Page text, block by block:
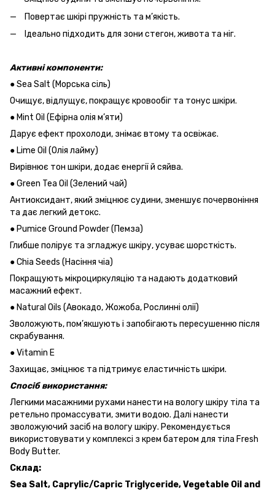
Повертає шкірі пружність та м’якість.
Ідеально підходить для зони стегон, живота та ніг.
Активні компоненти:
● Sea Salt (Морська сіль)
Очищує, відлущує, покращує кровообіг та тонус шкіри.
● Mint Oil (Ефірна олія м’яти)
Дарує ефект прохолоди, знімає втому та освіжає.
● Lime Oil (Олія лайму)
Вирівнює тон шкіри, додає енергії й сяйва.
● Green Tea Oil (Зелений чай)
Антиоксидант, який зміцнює судини, зменшує почервоніння
та дає легкий детокс.
● Pumice Ground Powder (Пемза)
Глибше полірує та згладжує шкіру, усуває шорсткість.
● Chia Seeds (Насіння чіа)
Покращують мікроциркуляцію та надають додатковий
масажний ефект.
● Natural Oils (Авокадо, Жожоба, Рослинні олії)
Зволожують, пом’якшують і запобігають пересушенню після
скрабування.
● Vitamin E
Захищає, зміцнює та підтримує еластичність шкіри.
Спосіб використання:
Легкими масажними рухами нанести на вологу шкіру тіла та
ретельно промассувати, змити водою. Далі нанести
зволожуючий засіб на вологу шкіру. Рекомендується
використовувати у комплексі з крем батером для тіла Fresh
Body Butter.
Склад:
Sea Salt, Caprylic/Capric Triglyceride, Vegetable Oil and